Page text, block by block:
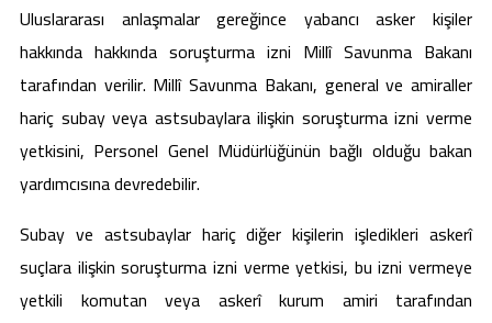
Uluslararası anlaşmalar gereğince yabancı asker kişiler
hakkında hakkında soruşturma izni Millî Savunma Bakanı
tarafından verilir. Millî Savunma Bakanı, general ve amiraller
hariç subay veya astsubaylara ilişkin soruşturma izni verme
yetkisini, Personel Genel Müdürlüğünün bağlı olduğu bakan
yardımcısına devredebilir.
Subay ve astsubaylar hariç diğer kişilerin işledikleri askerî
suçlara ilişkin soruşturma izni verme yetkisi, bu izni vermeye
yetkili komutan veya askerî kurum amiri tarafından